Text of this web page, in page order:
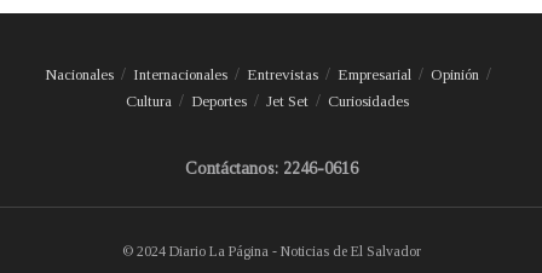
Nacionales Internacionales Entrevistas Empresarial
Opinión
Cultura
Deportes Jet Set Curiosidades
Contáctanos: 2246-0616
© 2024 Diario La Página - Noticias de El Salvador